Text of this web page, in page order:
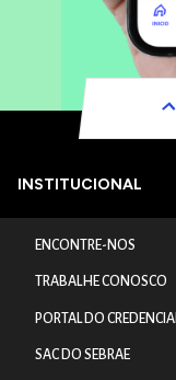
INSTITUCIONAL
ENCONTRE-NOS
TRABALHE CONOSCO
PORTAL DO
SAC DO SEBRAE